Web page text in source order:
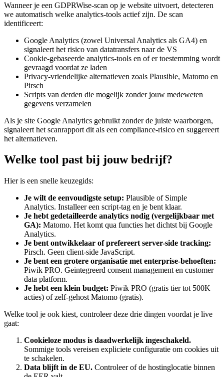
Wanneer je een GDPRWise-scan op je website uitvoert, detecteren
we automatisch welke analytics-tools actief zijn. De scan
identificeert:
Google Analytics (zowel Universal Analytics als GA4) en
signaleert het risico van datatransfers naar de VS
Cookie-gebaseerde analytics-tools en of er toestemming wordt
gevraagd voordat ze laden
Privacy-vriendelijke alternatieven zoals Plausible, Matomo en
Pirsch
Scripts van derden die mogelijk zonder jouw medeweten
gegevens verzamelen
Als je site Google Analytics gebruikt zonder de juiste waarborgen,
signaleert het scanrapport dit als een compliance-risico en suggereert
het alternatieven.
Welke tool past bij jouw bedrijf?
Hier is een snelle keuzegids:
Je wilt de eenvoudigste setup: Plausible of Simple
Analytics. Installeer een script-tag en je bent klaar.
Je hebt gedetailleerde analytics nodig (vergelijkbaar met
GA): Matomo. Het komt qua functies het dichtst bij Google
Analytics.
Je bent ontwikkelaar of prefereert server-side tracking:
Pirsch. Geen client-side JavaScript.
Je bent een grotere organisatie met enterprise-behoeften:
Piwik PRO. Geintegreerd consent management en customer
data platform.
Je hebt een klein budget: Piwik PRO (gratis tier tot 500K
acties) of zelf-gehost Matomo (gratis).
Welke tool je ook kiest, controleer deze drie dingen voordat je live
gaat:
Cookieloze modus is daadwerkelijk ingeschakeld.
Sommige tools vereisen expliciete configuratie om cookies uit
te schakelen.
Data blijft in de EU. Controleer of de hostinglocatie binnen